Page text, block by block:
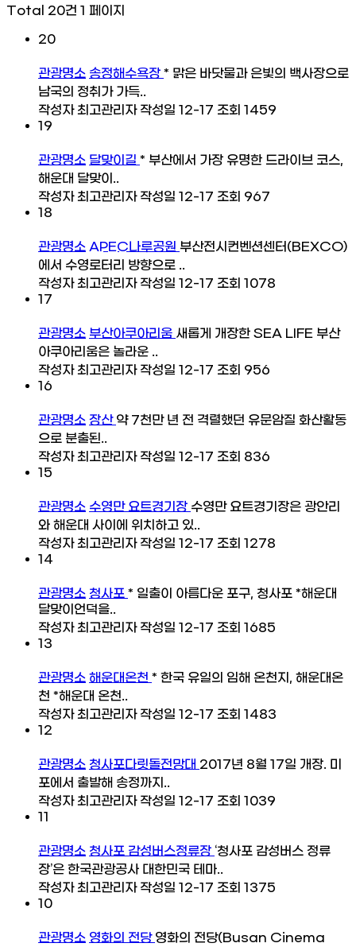
Total 20건 1 페이지
20
관광명소 송정해수욕장 * 맑은 바닷물과 은빛의 백사장으로
남국의 정취가 가득..
작성자 최고관리자 작성일 12-17 조회 1459
19
관광명소 달맞이길 * 부산에서 가장 유명한 드라이브 코스,
해운대 달맞이..
작성자 최고관리자 작성일 12-17 조회 967
18
관광명소 APEC나루공원 부산전시컨벤션센터(BEXCO)
에서 수영로터리 방향으로 ..
작성자 최고관리자 작성일 12-17 조회 1078
17
관광명소 부산아쿠아리움 새롭게 개장한 SEA LIFE 부산
아쿠아리움은 놀라운 ..
작성자 최고관리자 작성일 12-17 조회 956
16
관광명소 장산 약 7천만 년 전 격렬했던 유문암질 화산활동
으로 분출된..
작성자 최고관리자 작성일 12-17 조회 836
15
관광명소 수영만 요트경기장 수영만 요트경기장은 광안리
와 해운대 사이에 위치하고 있..
작성자 최고관리자 작성일 12-17 조회 1278
14
관광명소 청사포 * 일출이 아름다운 포구, 청사포 *해운대
달맞이언덕을..
작성자 최고관리자 작성일 12-17 조회 1685
13
관광명소 해운대온천 * 한국 유일의 임해 온천지, 해운대온
천 *해운대 온천..
작성자 최고관리자 작성일 12-17 조회 1483
12
관광명소 청사포다릿돌전망대 2017년 8월 17일 개장. 미
포에서 출발해 송정까지..
작성자 최고관리자 작성일 12-17 조회 1039
11
관광명소 청사포 감성버스정류장 ‘청사포 감성버스 정류
장’은 한국관광공사 대한민국 테마..
작성자 최고관리자 작성일 12-17 조회 1375
10
관광명소 영화의 전당 영화의 전당(Busan Cinema